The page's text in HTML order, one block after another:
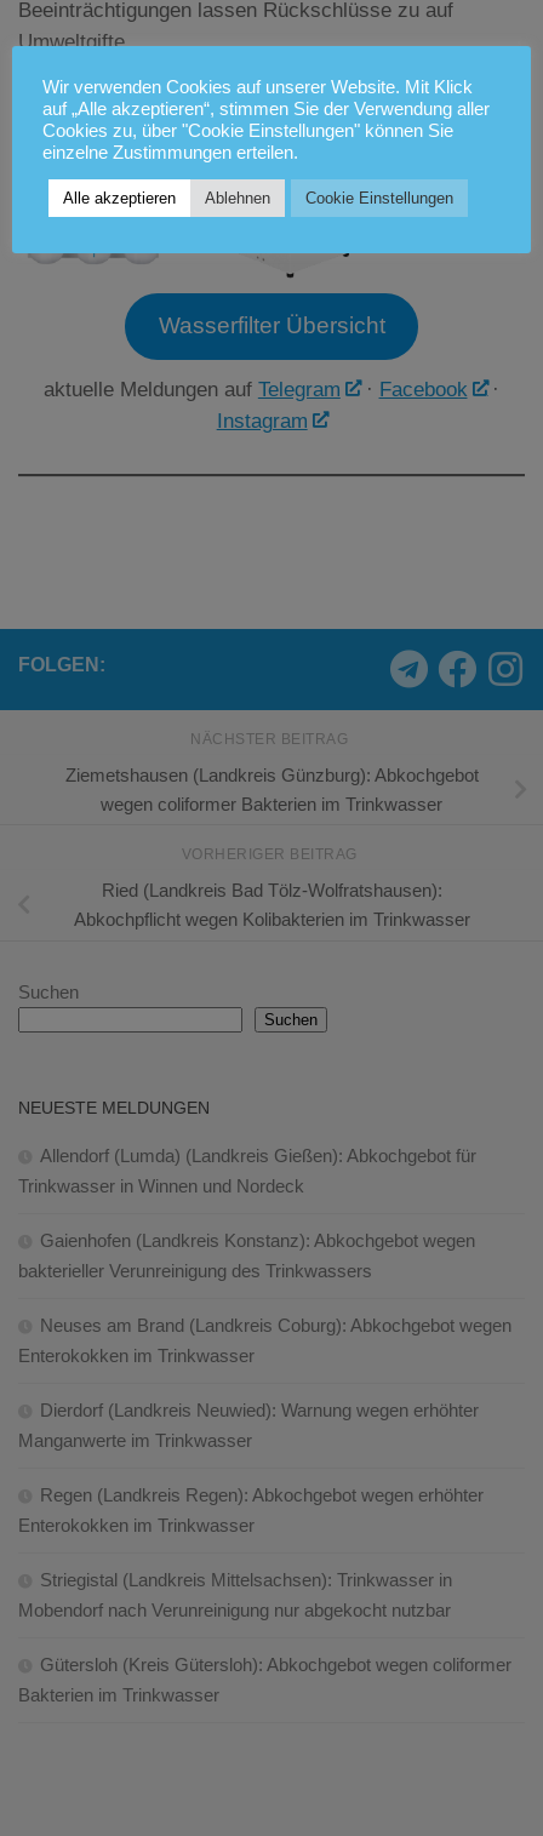
Beeinträchtigungen lassen Rückschlüsse zu auf
Umweltgifte.
Wasserfilter Übersicht
aktuelle Meldungen auf Telegram · Facebook
·
Instagram
FOLGEN:
NÄCHSTER BEITRAG
Ziemetshausen (Landkreis Günzburg): Abkochgebot
wegen coliformer Bakterien im Trinkwasser
VORHERIGER BEITRAG
Ried (Landkreis Bad Tölz-Wolfratshausen):
Abkochpflicht wegen Kolibakterien im Trinkwasser
Suchen
Suchen
NEUESTE MELDUNGEN
Allendorf (Lumda) (Landkreis Gießen): Abkochgebot für
Trinkwasser in Winnen und Nordeck
Gaienhofen (Landkreis Konstanz): Abkochgebot wegen
bakterieller Verunreinigung des Trinkwassers
Neuses am Brand (Landkreis Coburg): Abkochgebot wegen
Enterokokken im Trinkwasser
Dierdorf (Landkreis Neuwied): Warnung wegen erhöhter
Manganwerte im Trinkwasser
Regen (Landkreis Regen): Abkochgebot wegen erhöhter
Enterokokken im Trinkwasser
Striegistal (Landkreis Mittelsachsen): Trinkwasser in
Mobendorf nach Verunreinigung nur abgekocht nutzbar
Gütersloh (Kreis Gütersloh): Abkochgebot wegen coliformer
Bakterien im Trinkwasser
Wir verwenden Cookies auf unserer Website. Mit Klick
auf „Alle akzeptieren“, stimmen Sie der Verwendung aller
Cookies zu, über "Cookie Einstellungen" können Sie
einzelne Zustimmungen erteilen.
Alle akzeptieren Ablehnen Cookie Einstellungen